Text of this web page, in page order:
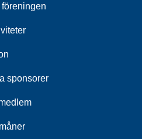
föreningen
sponsorer